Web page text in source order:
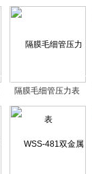
隔膜毛细管压力表